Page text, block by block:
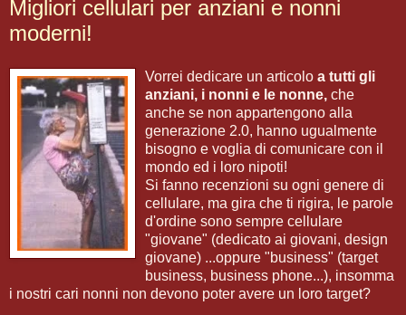
Migliori cellulari per anziani e nonni
moderni!
Vorrei dedicare un articolo a tutti gli
anziani, i nonni e le nonne, che
anche se non appartengono alla
generazione 2.0, hanno ugualmente
bisogno e voglia di comunicare con il
mondo ed i loro nipoti!
Si fanno recenzioni su ogni genere di
cellulare, ma gira che ti rigira, le parole
d'ordine sono sempre cellulare
"giovane" (dedicato ai giovani, design
giovane) ...oppure "business" (target
business, business phone...), insomma
i nostri cari nonni non devono poter avere un loro target?